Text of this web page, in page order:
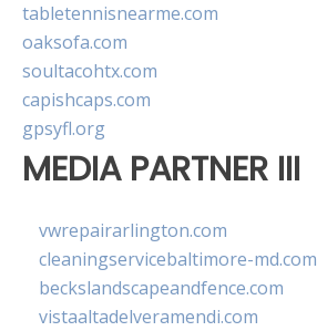
tabletennisnearme.com
oaksofa.com
soultacohtx.com
capishcaps.com
gpsyfl.org
MEDIA PARTNER III
vwrepairarlington.com
cleaningservicebaltimore-md.com
beckslandscapeandfence.com
vistaaltadelveramendi.com